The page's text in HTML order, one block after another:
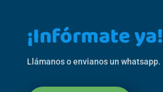
¡Infórmate ya!
Llámanos o envianos un whatsapp.